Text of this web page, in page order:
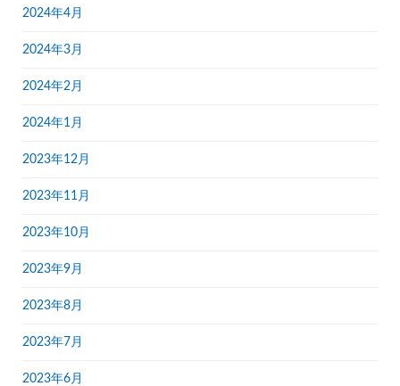
2024年4月
2024年3月
2024年2月
2024年1月
2023年12月
2023年11月
2023年10月
2023年9月
2023年8月
2023年7月
2023年6月